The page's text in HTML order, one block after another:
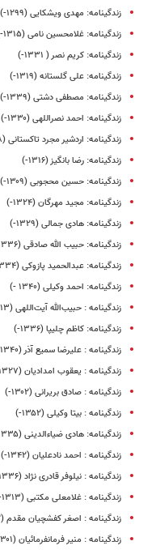
زندگینامه: مهدی ویشکایی (۱۲۹۹-)
زندگینامه: غلامحسین نامی (۱۳۱۵-)
زندگینامه: کریم نصر ( ۱۳۳۱-)
زندگینامه: علی گلستانه (۱۳۱۹-)
زندگینامه: مصطفی دشتی (۱۳۳۹-)
زندگینامه: احمد نصراللهی (۱۳۳۰-)
زندگینامه: اردشیر مجرد تاکستانی (۱۳۲۸-)
زندگینامه: رضا بانگیز (۱۳۱۶-)
زندگینامه: حسین محجوبی (۱۳۰۹-)
زندگینامه: مجید مهرگان (۱۳۲۴-)
زندگینامه: هادی جمالی (۱۳۲۹-)
زندگینامه: حبیب الله صادقی (۱۳۳۶-)
زندگینامه: عبدالحمید پازوکی (۱۳۳۴-)
زندگینامه: احمد وکیلی (۱۳۴۰ -)
زندگینامه : حبیب‌الله آیت‌اللهی (۱۳۱۳-)
زندگینامه: کاظم چلیپا (۱۳۳۶-)
زندگینامه : علیرضا سمیع آذر (۱۳۴۰-)
زندگینامه : یعقوب امدادیان (۱۳۲۷-)
زندگینامه : صادق بریرانی (۱۳۰۲-)
زندگینامه : بیتا وکیلی (۱۳۵۲-)
زندگینامه: هادی ضیاءالدینی (۱۳۳۵-)
زندگینامه : احمد نادعلیان (۱۳۴۲-)
زندگینامه : نیلوفر قادری نژاد (۱۳۳۶-)
زندگینامه : غلامعلی مکتبی (۱۳۱۳-)
زندگینامه : اصغر کفشچیان مقدم (۱۳۴۲- ۱۴۰۰)
زندگینامه : منیر فرمانفرمائیان (۱۳۰۱ -۱۳۹۸)